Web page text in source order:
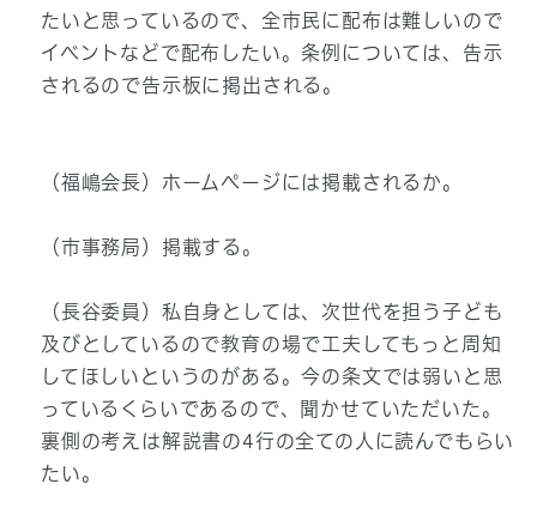
たいと思っているので、全市民に配布は難しいので
イベントなどで配布したい。条例については、告示
されるので告示板に掲出される。
（福嶋会長）ホームページには掲載されるか。
（市事務局）掲載する。
（長谷委員）私自身としては、次世代を担う子ども
及びとしているので教育の場で工夫してもっと周知
してほしいというのがある。今の条文では弱いと思
っているくらいであるので、聞かせていただいた。
裏側の考えは解説書の4行の全ての人に読んでもらい
たい。